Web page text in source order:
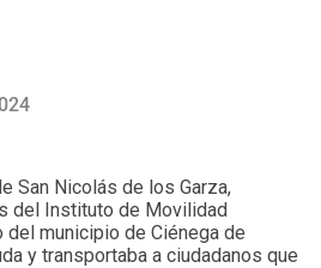
San Nicolás de los Garza,
del Instituto de Movilidad
del municipio de Ciénega de
y transportaba a ciudadanos que